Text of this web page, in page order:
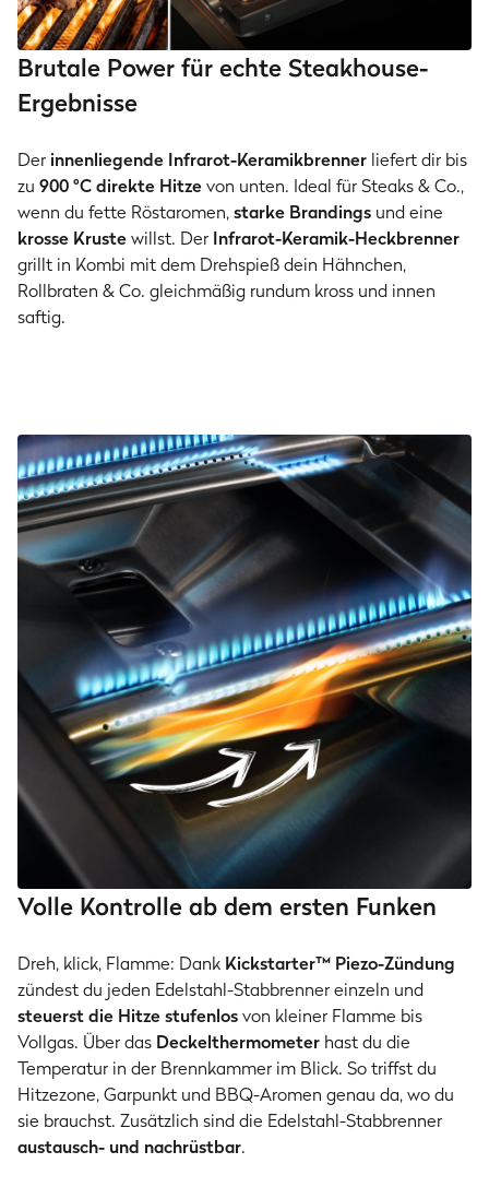
Brutale Power für echte Steakhouse-
Ergebnisse
Der innenliegende Infrarot-Keramikbrenner liefert dir bis
zu 900 °C direkte Hitzevon unten. Ideal für Steaks & Co.,
wenn du fette Röstaromen,starke Brandings und eine
krosse Krustewillst. Der Infrarot-Keramik-Heckbrenner
grillt in Kombi mit dem Drehspieß dein Hähnchen,
Rollbraten & Co. gleichmäßig rundum kross und innen
saftig.
Volle Kontrolle ab dem ersten Funken
Dreh, klick, Flamme: Dank Kickstarter™ Piezo-Zündung
zündest du jeden Edelstahl-Stabbrenner einzeln und
steuerst die Hitze stufenlosvon kleiner Flamme bis
Vollgas. Über das Deckelthermometer hast du die
Temperatur in der Brennkammer im Blick. So triffst du
Hitzezone, Garpunkt und BBQ-Aromen genau da, wo du
sie brauchst. Zusätzlich sind die Edelstahl-Stabbrenner
austausch- und nachrüstbar.